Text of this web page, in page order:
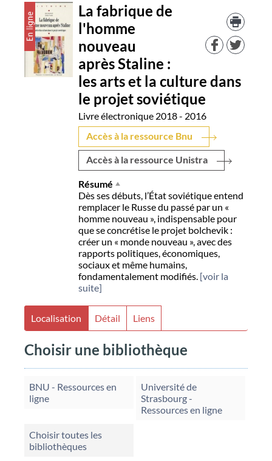
Détail
document
La fabrique de
l'homme
nouveau
après Staline :
les arts et la culture dans
le projet soviétique
Livre électronique 2018 - 2016
Accès à la ressource Bnu
Accès à la ressource Unistra
Résumé
Dès ses débuts, l’État soviétique entend
remplacer le Russe du passé par un «
homme nouveau », indispensable pour
que se concrétise le projet bolchevik :
créer un « monde nouveau », avec des
rapports politiques, économiques,
sociaux et même humains,
fondamentalement modifiés. [voir la
suite]
Localisation Détail Liens
Choisir une bibliothèque
BNU - Ressources en
ligne
Université de
Strasbourg -
Ressources en ligne
Choisir toutes les
bibliothèques